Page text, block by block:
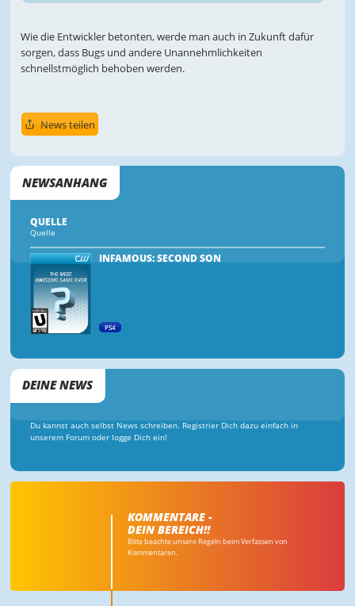
Wie die Entwickler betonten, werde man auch in Zukunft dafür
sorgen, dass Bugs und andere Unannehmlichkeiten
schnellstmöglich behoben werden.
News teilen
NEWSANHANG
QUELLE
Quelle
INFAMOUS: SECOND SON
PS4
DEINE NEWS
Du kannst auch selbst News schreiben. Registrier Dich dazu einfach in
unserem Forum oder logge Dich ein!
KOMMENTARE -
DEIN BEREICH!!
Bitte beachte unsere Regeln beim Verfassen von
Kommentaren.